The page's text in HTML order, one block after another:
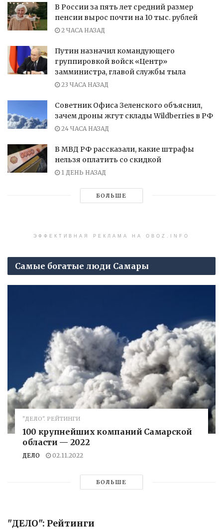
В России за пять лет средний размер
пенсии вырос почти на 10 тыс. рублей
2 ЧАСА НАЗАД
Путин назначил командующего
группировкой войск «Центр»
замминистра, главой службы тыла
23 ЧАСА НАЗАД
Советник Офиса Зеленского объяснил,
зачем дроны жгут склады Wildberries в РФ
24 ЧАСА НАЗАД
В МВД РФ рассказали, какие штрафы
нельзя оплатить со скидкой
1 ДЕНЬ НАЗАД
БОЛЬШЕ
ЭФФЕКТИВНАЯ РЕКЛАМА НА OBOZ.INFO
Самые богатые люди Самары
"ДЕЛО". РЕЙТИНГИ
100 крупнейших компаний Самарской
области — 2022
ДЕЛО 02.11.2022
БОЛЬШЕ
"ДЕЛО": Рейтинги